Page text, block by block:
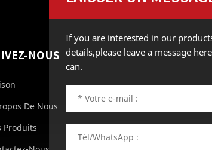
NOUS
De Nous
Produits
If you are interested in our
details,please leave a message
can.